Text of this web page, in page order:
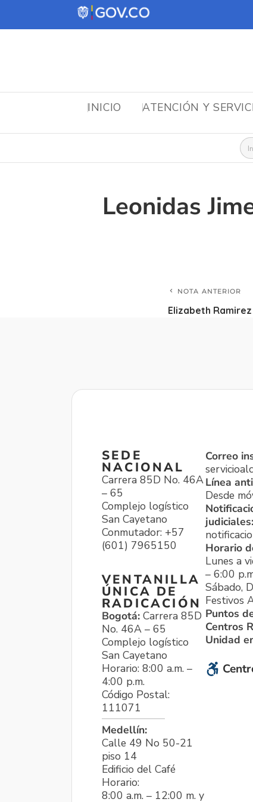
INICIO ATENCIÓN Y
Leonidas
NOTA ANTERIOR
Elizabeth Ramirez
SEDE
NACIONAL
Carrera 85D No. 46A
– 65
Complejo logístico
San Cayetano
Conmutador: +57
(601) 7965150
VENTANILLA
ÚNICA DE
RADICACIÓN
Bogotá: Carrera 85D
No. 46A – 65
Complejo logístico
San Cayetano
Horario: 8:00 a.m. –
4:00 p.m.
Código Postal:
111071
Medellín:
Calle 49 No 50-21
piso 14
Edificio del Café
Horario:
8:00 a.m. – 12:00 m. y
Correo
Línea
Desde
judiciales:
Horario
Lunes a
– 6:00
Sábado,
Festivos
Puntos
Centros
Unidad